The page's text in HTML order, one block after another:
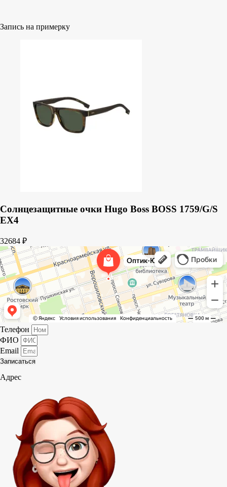
Запись на примерку
Солнцезащитные очки Hugo Boss BOSS 1759/G/S
EX4
32684 ₽
Оптик-Ю
Салон оптики в Ростове‑на‑Дону
Ремонт очков в Ростове‑на‑Дону
Телефон
ФИО
Email
Записаться
Адрес